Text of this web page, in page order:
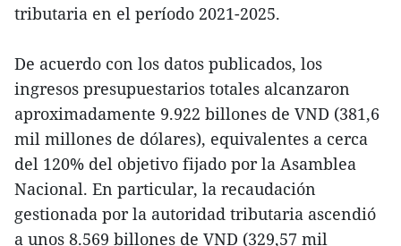
tributaria en el período 2021-2025.
De acuerdo con los datos publicados, los
ingresos presupuestarios totales alcanzaron
aproximadamente 9.922 billones de VND (381,6
mil millones de dólares), equivalentes a cerca
del 120% del objetivo fijado por la Asamblea
Nacional. En particular, la recaudación
gestionada por la autoridad tributaria ascendió
a unos 8.569 billones de VND (329,57 mil